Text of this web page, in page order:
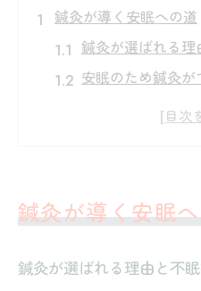
鍼灸が導く安眠への道
鍼灸が選ばれる
安眠のため鍼灸
鍼灸施術の特徴
不眠症に悩む方へ鍼
自宅でできる鍼灸
プ
鍼灸が導く安眠
鍼灸が選ばれる理由と不